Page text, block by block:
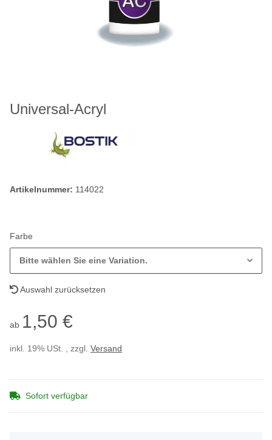
Universal-Acryl
Artikelnummer: 114022
Farbe
Bitte wählen Sie eine Variation.
Auswahl zurücksetzen
ab 1,50 €
inkl. 19% USt. , zzgl. Versand
Sofort verfügbar